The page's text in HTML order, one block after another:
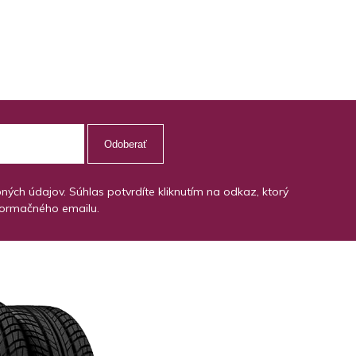
Odoberať
údajov. Súhlas potvrdíte kliknutím na odkaz, ktorý
emailu.